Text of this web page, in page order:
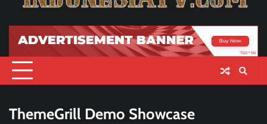
ThemeGrill Demo Showcase